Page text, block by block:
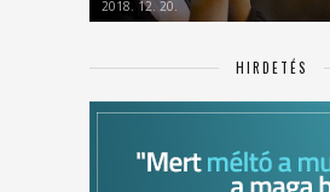
2018. 12. 20.
HIRDETÉS